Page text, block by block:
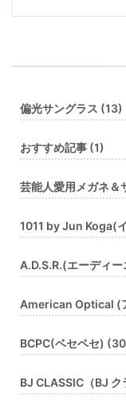
偏光サングラス (13)
おすすめ記事 (1)
芸能人愛用メガネ＆
1011 by Jun Koga(
A.D.S.R.(エーディ
American Optical (
BCPC(ベセペセ)
BJ CLASSIC（BJ